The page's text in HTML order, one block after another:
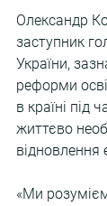
Олександр
заступник
України,
реформи
в країні під
життєво
відновлення
«Ми